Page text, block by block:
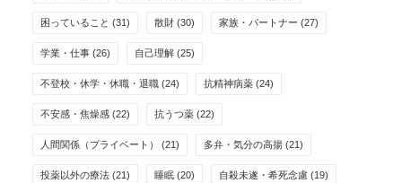
困っていること (31) 散財 (30) 家族・パートナー (27)
学業・仕事 (26) 自己理解 (25)
不登校・休学・休職・退職 (24) 抗精神病薬 (24)
不安感・焦燥感 (22) 抗うつ薬 (22)
人間関係（プライベート） (21) 多弁・気分の高揚 (21)
投薬以外の療法 (21) 睡眠 (20) 自殺未遂・希死念慮 (19)